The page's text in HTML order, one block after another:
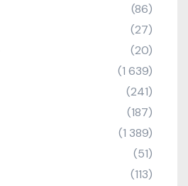
(86)
(27)
(20)
(1 639)
(241)
(187)
(1 389)
(51)
(113)